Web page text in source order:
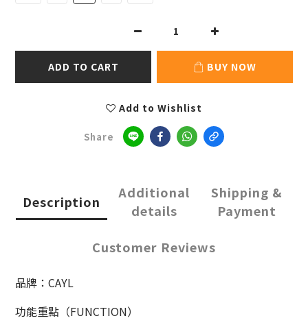
ADD TO CART BUY NOW
Add to Wishlist
Share
Description
Additional
details
Shipping &
Payment
Customer Reviews
品牌：CAYL
功能重點（FUNCTION）